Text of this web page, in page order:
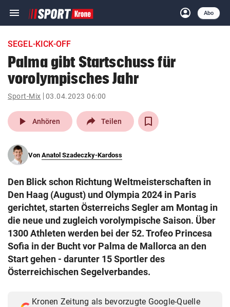
menu Navigation
ein-/ausklappen
account_circle
Anmelden
Abo
close Schließen
account_circle Anmelden
pin_drop
Wien arrow_right
search
eingeben
Muthgasse 2, 1190 Wien
SEGEL-KICK-OFF
Palma gibt Startschuss für
vorolympisches Jahr
Sport-Mix 03.04.2023 06:00
play_arrow Anhören Teilen
Von Anatol Szadeczky-Kardoss
Den Blick schon Richtung Weltmeisterschaften in
Den Haag (August) und Olympia 2024 in Paris
gerichtet, starten Österreichs Segler am Montag in
die neue und zugleich vorolympische Saison. Über
1300 Athleten werden bei der 52. Trofeo Princesa
Sofia in der Bucht vor Palma de Mallorca an den
Start gehen - darunter 15 Sportler des
Österreichischen Segelverbandes.
Kronen Zeitung als bevorzugte Google-Quelle